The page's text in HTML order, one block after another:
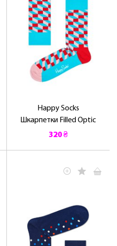
Happy Socks
Шкарпетки Filled Optic
320 ₴